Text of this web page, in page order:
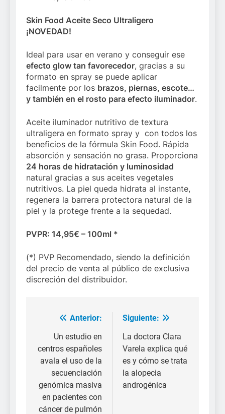
Skin Food Aceite Seco Ultraligero
¡NOVEDAD!
Ideal para usar en verano y conseguir ese
efecto glow tan favorecedor, gracias a su
formato en spray se puede aplicar
facilmente por los brazos, piernas, escote…
y también en el rosto para efecto iluminador.
Aceite iluminador nutritivo de textura
ultraligera en formato spray y con todos los
beneficios de la fórmula Skin Food. Rápida
absorción y sensación no grasa. Proporciona
24 horas de hidratación y luminosidad
natural gracias a sus aceites vegetales
nutritivos. La piel queda hidrata al instante,
regenera la barrera protectora natural de la
piel y la protege frente a la sequedad.
PVPR: 14,95€ – 100ml *
(*) PVP Recomendado, siendo la definición
del precio de venta al público de exclusiva
discreción del distribuidor.
Navegación
entradas
Anterior:
Un estudio en
centros españoles
avala el uso de la
secuenciación
genómica masiva
en pacientes con
cáncer de pulmón
Siguiente:
La doctora Clara
Varela explica qué
es y cómo se trata
la alopecia
androgénica